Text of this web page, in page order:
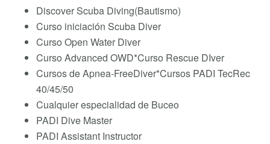
Discover Scuba Diving(Bautismo)
Curso iniciación Scuba Diver
Curso Open Water Diver
Curso Advanced OWD*Curso Rescue DIver
Cursos de Apnea-FreeDiver*Cursos PADI TecRec
40/45/50
Cualquier especialidad de Buceo
PADI Dive Master
PADI Assistant Instructor